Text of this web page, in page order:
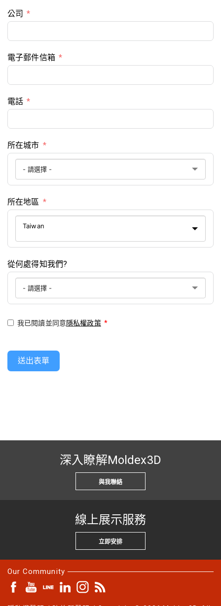
公司
電子郵件信箱
電話
所在城市
所在地區
Taiwan
從何處得知我們?
我已閱讀並同意隱私權政策 *
送出表單
深入瞭解Moldex3D
與我聯絡
線上展示服務
立即安排
Our Community